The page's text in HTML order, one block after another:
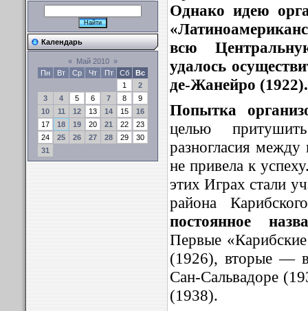
Календарь
« Май 2010 »
Пн
Вт Ср Чт Пт Сб
Вс
1
2
3
4 5 6 7 8
9
10
11 12 13 14 15
16
17
18 19 20 21 22
23
24
25 26 27 28 29
30
31
Однако идею
всю
удалось
де-Жанейро (1922).
Попытка
целью
разногласия между
не привела к
этих Играх стали
района
постоянное
Первые
(1926), вторые —
Сан-Сальвадоре
(1938).